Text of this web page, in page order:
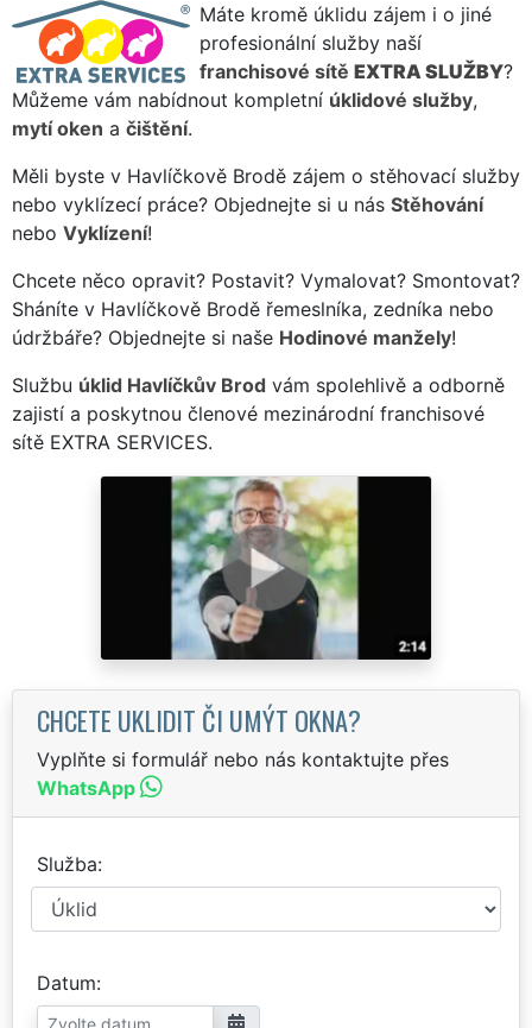
Máte kromě úklidu zájem i o jiné
profesionální služby naší
franchisové sítě EXTRA SLUŽBY?
Můžeme vám nabídnout kompletní úklidové služby,
mytí oken a čištění.
Měli byste v Havlíčkově Brodě zájem o stěhovací služby
nebo vyklízecí práce? Objednejte si u nás Stěhování
nebo Vyklízení!
Chcete něco opravit? Postavit? Vymalovat? Smontovat?
Sháníte v Havlíčkově Brodě řemeslníka, zedníka nebo
údržbáře? Objednejte si naše Hodinové manžely!
Službu úklid Havlíčkův Brod vám spolehlivě a odborně
zajistí a poskytnou členové mezinárodní franchisové
sítě EXTRA SERVICES.
CHCETE UKLIDIT ČI UMÝT OKNA?
Vyplňte si formulář nebo nás kontaktujte přes
WhatsApp
Služba
Datum